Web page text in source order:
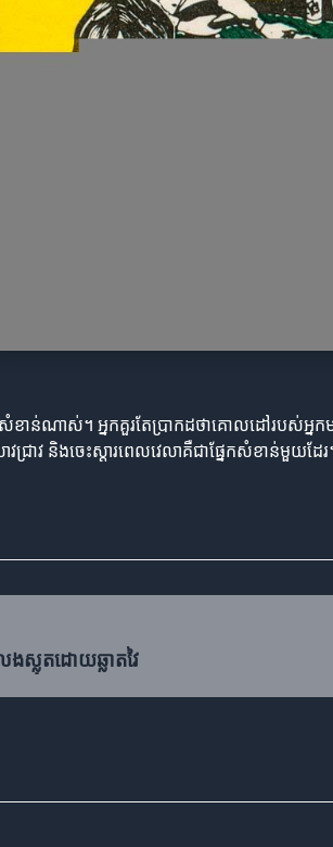
ន់ណាស់។ អ្នកគួរតែប្រាកដថាគោលដៅរបស់អ្នក
ជ្រាវ និងចេះស្ដារពេលវេលាគឺជាផ្នែកសំខាន់មួយ
ងស្លុតដោយឆ្លាតវៃ